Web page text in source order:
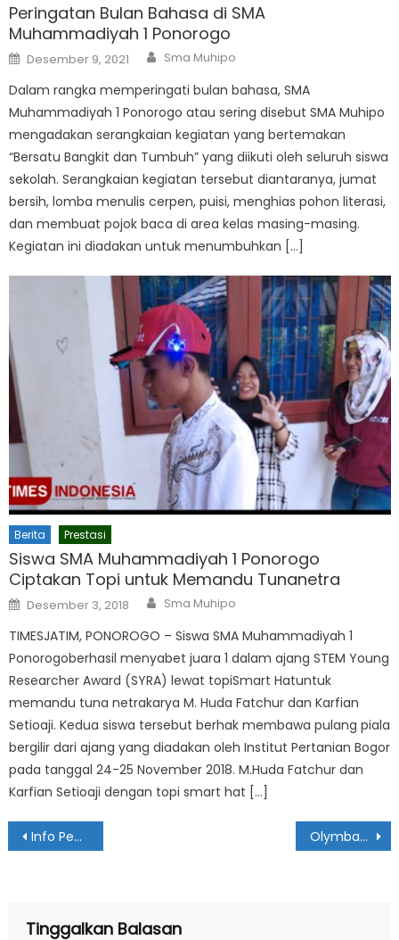
Peringatan Bulan Bahasa di SMA
Muhammadiyah 1 Ponorogo
Posted
on
Desember 9, 2021 Author
Sma Muhipo
Dalam rangka memperingati bulan bahasa, SMA
Muhammadiyah 1 Ponorogo atau sering disebut SMA Muhipo
mengadakan serangkaian kegiatan yang bertemakan
“Bersatu Bangkit dan Tumbuh” yang diikuti oleh seluruh siswa
sekolah. Serangkaian kegiatan tersebut diantaranya, jumat
bersih, lomba menulis cerpen, puisi, menghias pohon literasi,
dan membuat pojok baca di area kelas masing-masing.
Kegiatan ini diadakan untuk menumbuhkan […]
Berita Prestasi
Siswa SMA Muhammadiyah 1 Ponorogo
Ciptakan Topi untuk Memandu Tunanetra
Posted
on
Desember 3, 2018 Author
Sma Muhipo
TIMESJATIM, PONOROGO – Siswa SMA Muhammadiyah 1
Ponorogoberhasil menyabet juara 1 dalam ajang STEM Young
Researcher Award (SYRA) lewat topiSmart Hatuntuk
memandu tuna netrakarya M. Huda Fatchur dan Karfian
Setioaji. Kedua siswa tersebut berhak membawa pulang piala
bergilir dari ajang yang diadakan oleh Institut Pertanian Bogor
pada tanggal 24-25 November 2018. M.Huda Fatchur dan
Karfian Setioaji dengan topi smart hat […]
Navigasi
Info Penerimaan Peserta Didik Baru PPTQ Ahmad Dahlan Olymbasict 2020
Tinggalkan Balasan